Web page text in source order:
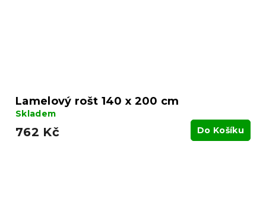
Lamelový rošt 140 x 200 cm
Skladem
762 Kč Do Košíku